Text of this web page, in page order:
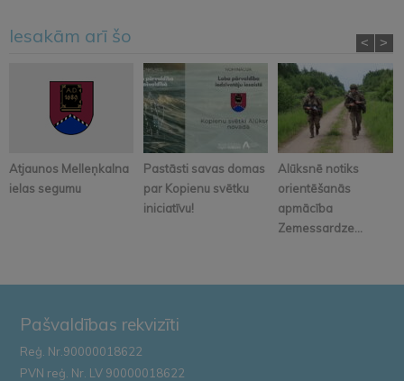
Iesakām arī šo
Atjaunos Melleņkalna
ielas segumu
Pastāsti savas domas
par Kopienu svētku
iniciatīvu!
Alūksnē notiks
orientēšanās
apmācība
Zemessardze...
< >
Pašvaldības rekvizīti
Reģ. Nr.90000018622
PVN reģ. Nr. LV 90000018622